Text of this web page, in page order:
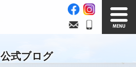
買取無料査定
公式ブログ